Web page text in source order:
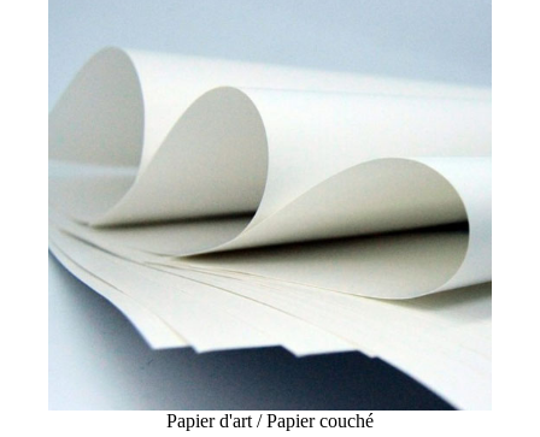
Papier d'art / Papier couché